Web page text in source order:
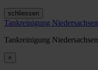
schliessen
Tankreinigung Niedersachsen
Tankreinigung Niedersachsen
×